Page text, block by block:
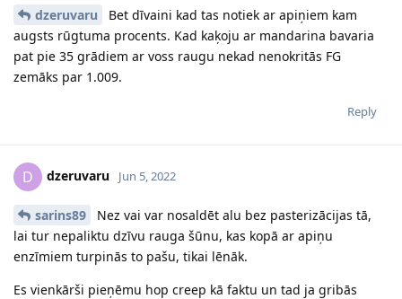
dzeruvaru
Bet dīvaini kad tas notiek ar apiņiem kam
augsts rūgtuma procents. Kad kaķoju ar mandarina bavaria
pat pie 35 grādiem ar voss raugu nekad nenokritās FG
zemāks par 1.009.
Reply
D dzeruvaru Jun 5, 2022
sarins89
Nez vai var nosaldēt alu bez pasterizācijas tā,
lai tur nepaliktu dzīvu rauga šūnu, kas kopā ar apiņu
enzīmiem turpinās to pašu, tikai lēnāk.
Es vienkārši pieņēmu hop creep kā faktu un tad ja gribās